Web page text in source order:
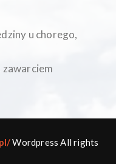
u chorego,
zawarciem
Wordpress All rights